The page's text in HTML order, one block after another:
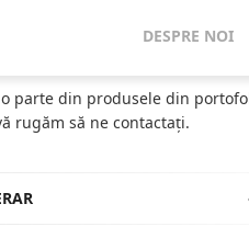
DESPRE NOI
parte din produsele din
rugăm să ne contactați.